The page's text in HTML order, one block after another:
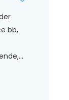
bb,